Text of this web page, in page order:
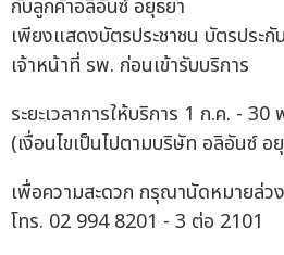
เพียงแสดงบัตรประชาชน บัตรประ
เจ้าหน้าที่ รพ. ก่อนเข้ารับบริการ
ระยะเวลาการให้บริการ 1 ก.ค. - 30
(เงื่อนไขเป็นไปตามบริษัท อลิอันซ์
เพื่อความสะดวก กรุณานัดหมายล่ว
โทร. 02 994 8201 - 3 ต่อ 2101